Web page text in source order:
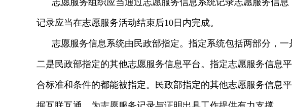
志愿服务组织应当通过志愿服务信息系统记录志愿服务信
记录应当在志愿服务活动结束后10日内完成。
志愿服务信息系统由民政部指定。指定系统包括两部分，
二是民政部指定的其他志愿服务信息平台。指定志愿服务信息
合标准和条件的都能被指定。民政部指定的其他志愿服务信息